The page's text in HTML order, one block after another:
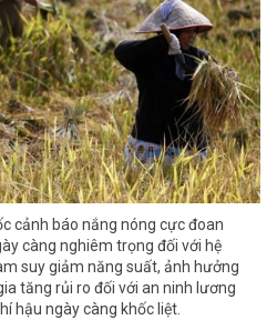
cảnh báo nắng nóng cực đoan
càng nghiêm trọng đối với hệ
suy giảm năng suất, ảnh hưởng
tăng rủi ro đối với an ninh lương
hậu ngày càng khốc liệt.